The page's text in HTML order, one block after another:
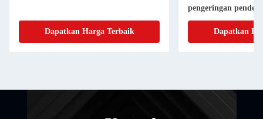
Dapatkan Harga Terbaik
pengeringan pendek
Dapatkan